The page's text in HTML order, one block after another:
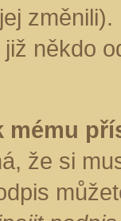
někdo
mému
že si